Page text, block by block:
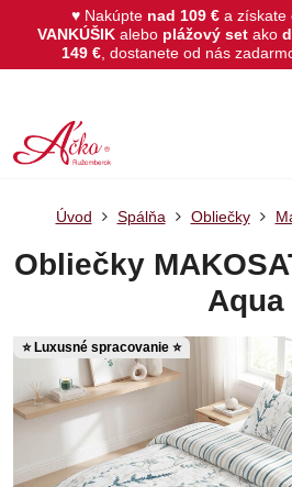
♥ Nakúpte nad 109 € a získate
VANKÚŠIKalebo plážový set ako
149 € , dostanete od nás
⭐ Luxusné spracovanie ⭐
Úvod Spálňa Obliečky
Obliečky
Aqua